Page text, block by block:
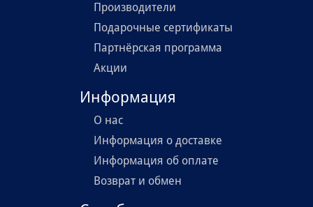
Производители
Подарочные сертификаты
Партнёрская программа
Акции
Информация
О нас
Информация о доставке
Информация об оплате
Возврат и обмен